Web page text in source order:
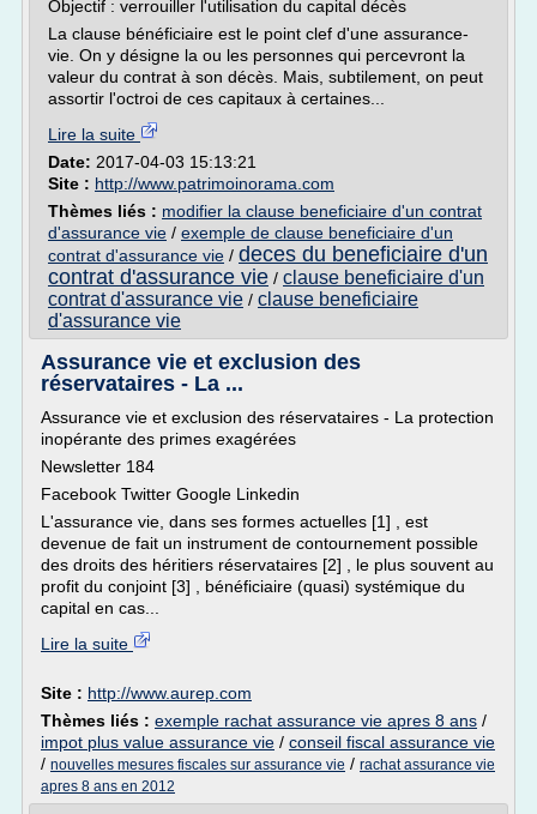
Objectif : verrouiller l'utilisation du capital décès
La clause bénéficiaire est le point clef d'une assurance-
vie. On y désigne la ou les personnes qui percevront la
valeur du contrat à son décès. Mais, subtilement, on peut
assortir l'octroi de ces capitaux à certaines...
Lire la suite
Date: 2017-04-03 15:13:21
Site : http://www.patrimoinorama.com
Thèmes liés : modifier la clause beneficiaire d'un contrat
d'assurance vie / exemple de clause beneficiaire d'un
contrat d'assurance vie / deces du beneficiaire d'un
contrat d'assurance vie / clause beneficiaire d'un
contrat d'assurance vie / clause beneficiaire
d'assurance vie
Assurance vie et exclusion des
réservataires - La ...
Assurance vie et exclusion des réservataires - La protection
inopérante des primes exagérées
Newsletter 184
Facebook Twitter Google Linkedin
L'assurance vie, dans ses formes actuelles [1] , est
devenue de fait un instrument de contournement possible
des droits des héritiers réservataires [2] , le plus souvent au
profit du conjoint [3] , bénéficiaire (quasi) systémique du
capital en cas...
Lire la suite
Site : http://www.aurep.com
Thèmes liés : exemple rachat assurance vie apres 8 ans /
impot plus value assurance vie / conseil fiscal assurance vie
/ nouvelles mesures fiscales sur assurance vie / rachat assurance vie
apres 8 ans en 2012